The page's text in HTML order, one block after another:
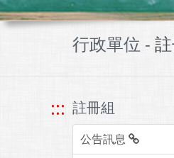
行政單位 -
::: 註冊組
公告訊息